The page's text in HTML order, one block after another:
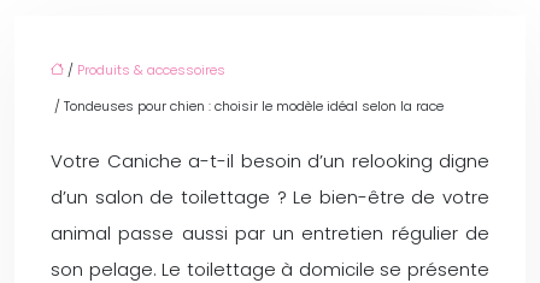
/ Produits & accessoires
/ Tondeuses pour chien : choisir le modèle idéal selon la race
Votre Caniche a-t-il besoin d’un relooking digne
d’un salon de toilettage ? Le bien-être de votre
animal passe aussi par un entretien régulier de
son pelage. Le toilettage à domicile se présente